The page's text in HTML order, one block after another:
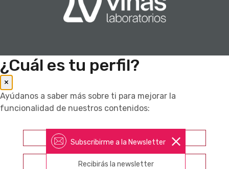
Subscribirme a la Newsletter
Recibirás la newsletter
¿Cuál es tu perfil?
×
Ayúdanos a saber más sobre ti para mejorar la
funcionalidad de nuestros contenidos:
Farmacéutico
Otros profesionales sanitarios